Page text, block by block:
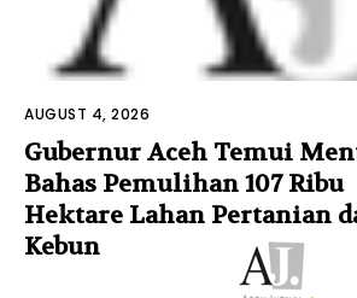
AUGUST 4, 2026
Gubernur Aceh Temui
Bahas Pemulihan 107 Ribu
Hektare Lahan Pertanian
Kebun